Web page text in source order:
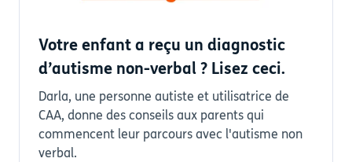
Votre enfant a reçu un diagnostic
d’autisme non-verbal ? Lisez ceci.
Darla, une personne autiste et utilisatrice de
CAA, donne des conseils aux parents qui
commencent leur parcours avec l'autisme non
verbal.